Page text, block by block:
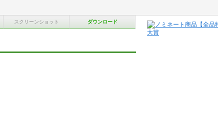
スクリーンショット ダウンロード